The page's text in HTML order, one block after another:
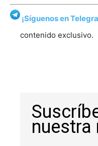
¡Síguenos en
contenido exclusivo.
nuestra